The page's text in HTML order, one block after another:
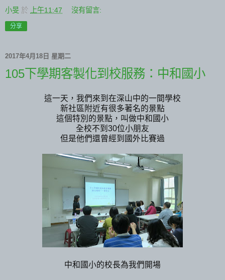
小旻 於 上午11:47 沒有留言:
分享
2017年4月18日 星期二
105下學期客製化到校服務：中和國小
這一天，我們來到在深山中的一間學校
新社區附近有很多著名的景點
這個特別的景點，叫做中和國小
全校不到30位小朋友
但是他們還曾經到國外比賽過
中和國小的校長為我們開場